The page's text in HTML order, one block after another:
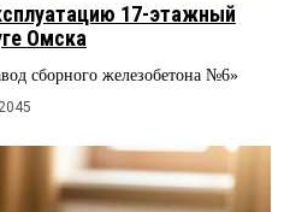
17-этажный
Омска
сборного железобетона №6»
2045